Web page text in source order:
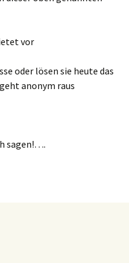
vor
oder lösen sie heute das
anonym raus
sagen!….